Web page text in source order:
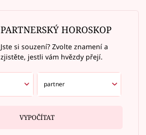
PARTNERSKÝ HOROSKOP
Jste si souzení? Zvolte znamení a
zjistěte, jestli vám hvězdy přejí.
VYPOČÍTAT